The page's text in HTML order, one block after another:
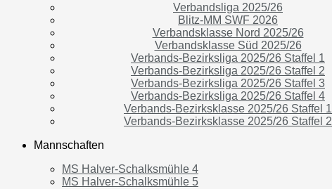
Verbandsliga 2025/26
Blitz-MM SWF 2026
Verbandsklasse Nord 2025/26
Verbandsklasse Süd 2025/26
Verbands-Bezirksliga 2025/26 Staffel 1
Verbands-Bezirksliga 2025/26 Staffel 2
Verbands-Bezirksliga 2025/26 Staffel 3
Verbands-Bezirksliga 2025/26 Staffel 4
Verbands-Bezirksklasse 2025/26 Staffel 1
Verbands-Bezirksklasse 2025/26 Staffel 2
Mannschaften
MS Halver-Schalksmühle 4
MS Halver-Schalksmühle 5